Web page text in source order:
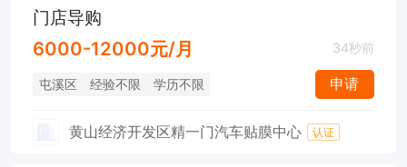
门店导购
6000-12000元/月 34秒前
屯溪区 经验不限 学历不限 申请
黄山经济开发区精一门汽车贴膜中心 认证